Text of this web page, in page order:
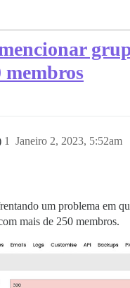
membros
Janeiro 2, 2023, 5:52am
1
um problema em
mais de 250 membros.